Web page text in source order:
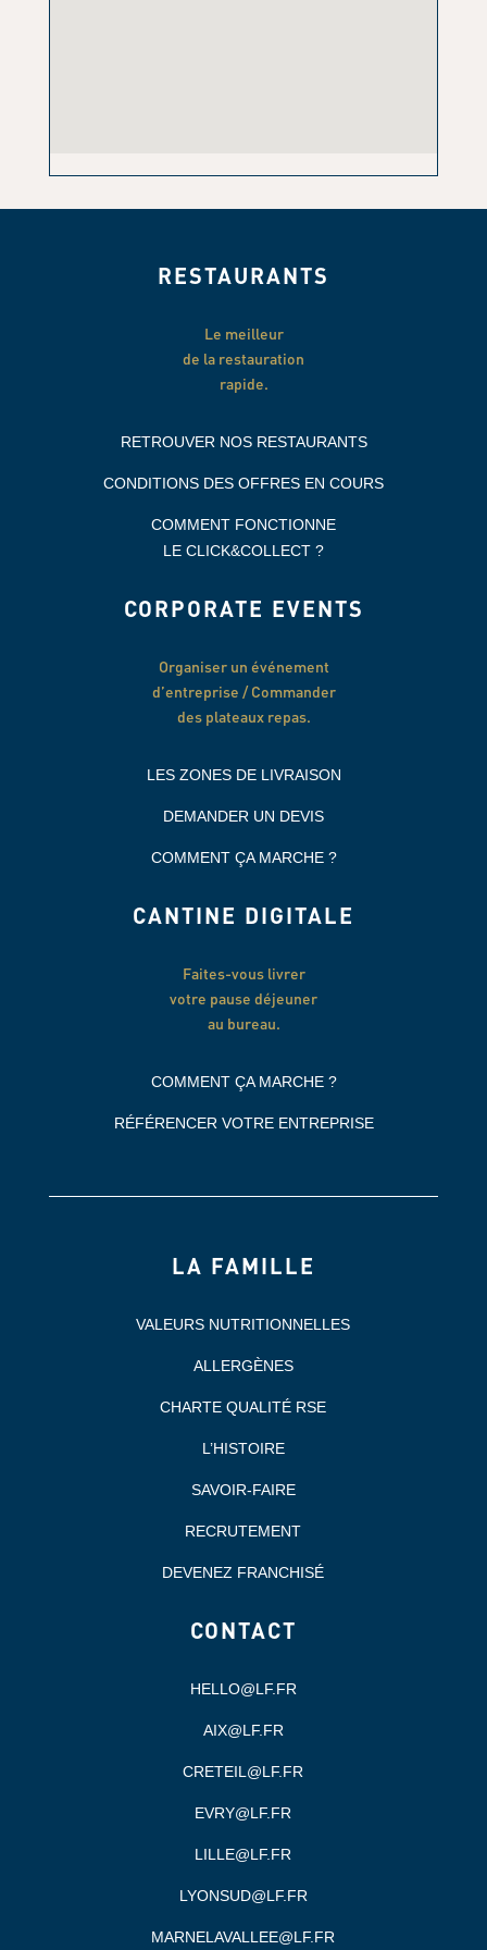
RESTAURANTS
Le meilleur
de la restauration
rapide.
RETROUVER NOS RESTAURANTS
CONDITIONS DES OFFRES EN COURS
COMMENT FONCTIONNE
LE CLICK&COLLECT ?
CORPORATE EVENTS
Organiser un événement
d’entreprise / Commander
des plateaux repas.
LES ZONES DE LIVRAISON
DEMANDER UN DEVIS
COMMENT ÇA MARCHE ?
CANTINE DIGITALE
Faites-vous livrer
votre pause déjeuner
au bureau.
COMMENT ÇA MARCHE ?
RÉFÉRENCER VOTRE ENTREPRISE
LA FAMILLE
VALEURS NUTRITIONNELLES
ALLERGÈNES
CHARTE QUALITÉ RSE
L’HISTOIRE
SAVOIR-FAIRE
RECRUTEMENT
DEVENEZ FRANCHISÉ
CONTACT
HELLO@LF.FR
AIX@LF.FR
CRETEIL@LF.FR
EVRY@LF.FR
LILLE@LF.FR
LYONSUD@LF.FR
MARNELAVALLEE@LF.FR